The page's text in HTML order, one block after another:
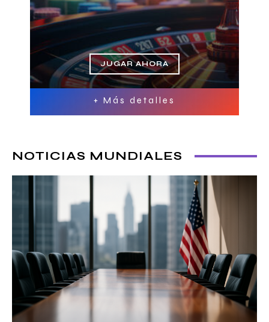
JUGAR AHORA
+ Más detalles
NOTICIAS MUNDIALES